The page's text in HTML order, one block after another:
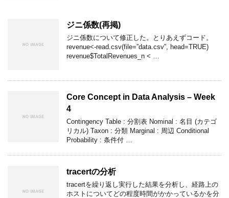
ジニ係数(再掲)
ジニ係数について修正した。とりあえずコード。
revenue<-read.csv(file=”data.csv”, head=TRUE)
revenue$TotalRevenues_n < …
Core Concept in Data Analysis – Week
4
Contingency Table : 分割表 Nominal : 名目 (カテゴ
リカル) Taxon : 分類 Marginal : 周辺 Conditional
Probability : 条件付 …
tracertの分析
tracertを繰り返し実行した結果を分析し、経路上の
ホストについてどの程度時間がかかっているかを分